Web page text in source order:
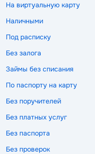
На виртуальную карту
Наличными
Под расписку
Без залога
Займы без списания
По паспорту на карту
Без поручителей
Без платных услуг
Без паспорта
Без проверок